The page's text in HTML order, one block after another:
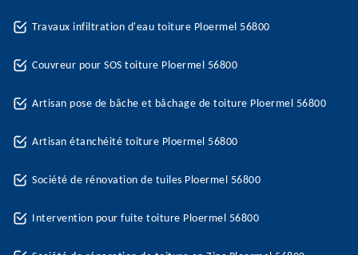
Travaux infiltration d'eau toiture Ploermel 56800
Couvreur pour SOS toiture Ploermel 56800
Artisan pose de bâche et bâchage de toiture Ploermel 56800
Artisan étanchéité toiture Ploermel 56800
Société de rénovation de tuiles Ploermel 56800
Intervention pour fuite toiture Ploermel 56800